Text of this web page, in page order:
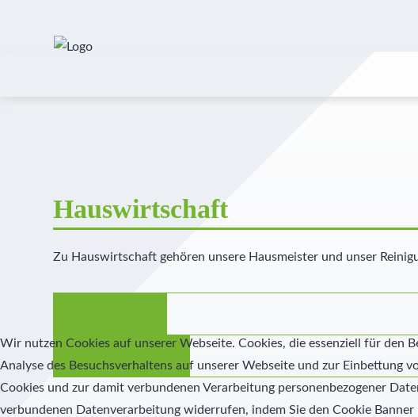
Hauswirtschaft
Zu Hauswirtschaft gehören unsere Hausmeister und unser
Wir nutzen Cookies auf unserer Webseite. Cookies, die essenziell für den
Analyse des Besuchsverhaltens auf unserer Webseite und zur Einbettung
Cookies und zur damit verbundenen Verarbeitung personenbezogener
verbundenen Datenverarbeitung widerrufen, indem Sie den Cookie